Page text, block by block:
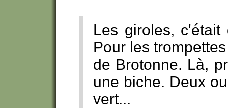
Les giroles,
Pour les
de Brotonne. Là,
une biche. Deux
vert...